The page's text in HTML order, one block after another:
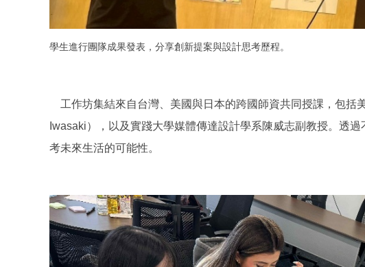
學生進行團隊成果發表，分享創新提案與設計思考歷程。
工作坊集結來自台灣、美國與日本的跨國師資共同授課，包括
Iwasaki），以及實踐大學媒體傳達設計學系陳威志副教授。透
考未來生活的可能性。